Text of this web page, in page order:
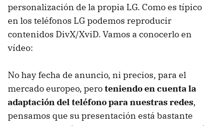
personalización de la propia LG. Como es típico
en los teléfonos LG podemos reproducir
contenidos DivX/XviD. Vamos a conocerlo en
vídeo:
No hay fecha de anuncio, ni precios, para el
mercado europeo, peroteniendo en cuenta la
adaptación del teléfono para nuestras redes,
pensamos que su presentación está bastante